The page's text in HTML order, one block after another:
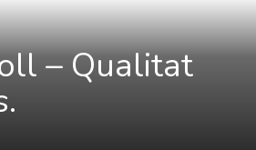
– Qualitat